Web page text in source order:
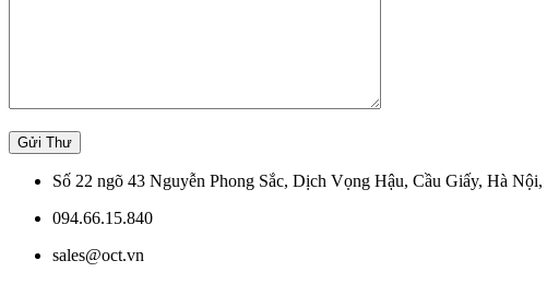
Số 22 ngõ 43 Nguyễn Phong Sắc, Dịch Vọng Hậu, Cầu Giấy, Hà
094.66.15.840
sales@oct.vn